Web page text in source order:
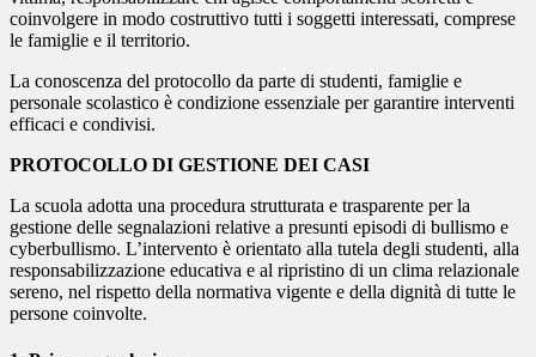
coinvolgere in modo costruttivo tutti i soggetti interessati, comprese
le famiglie e il territorio.
La conoscenza del protocollo da parte di studenti, famiglie e
personale scolastico è condizione essenziale per garantire interventi
efficaci e condivisi.
PROTOCOLLO DI GESTIONE DEI CASI
La scuola adotta una procedura strutturata e trasparente per la
gestione delle segnalazioni relative a presunti episodi di bullismo e
cyberbullismo. L’intervento è orientato alla tutela degli studenti, alla
responsabilizzazione educativa e al ripristino di un clima relazionale
sereno, nel rispetto della normativa vigente e della dignità di tutte le
persone coinvolte.